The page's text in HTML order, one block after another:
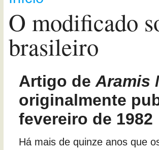
O modificado
brasileiro
Artigo deAramis
originalmente
fevereiro de 1982
Há mais de quinze anos que